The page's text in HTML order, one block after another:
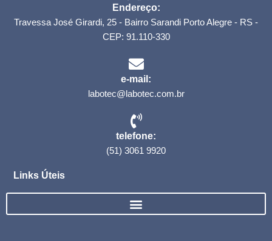
Endereço:
Travessa José Girardi, 25 - Bairro Sarandi Porto Alegre - RS -
CEP: 91.110-330
e-mail:
labotec@labotec.com.br
telefone:
(51) 3061 9920
Links Úteis